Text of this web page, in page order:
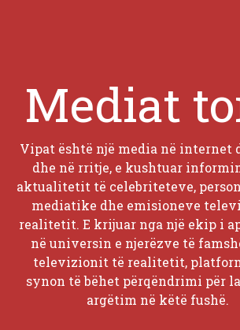
Mediat
Vipat është një media në internet
dhe në rritje, e kushtuar
aktualitetit të celebriteteve,
mediatike dhe emisioneve
realitetit. E krijuar nga një ekip i
në universin e njerëzve të
televizionit të realitetit,
synon të bëhet përqëndrimi për
argëtim në këtë fushë.